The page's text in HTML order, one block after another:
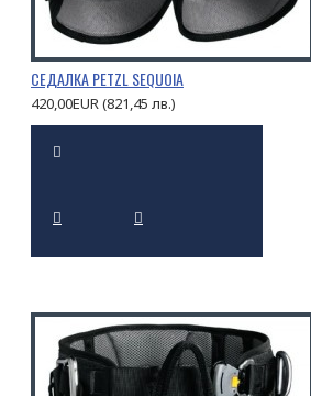
СЕДАЛКА PETZL SEQUOIA
420,00EUR (821,45 лв.)